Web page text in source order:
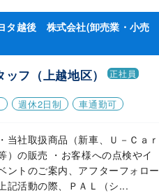
タ越後 株式会社(卸売業・小売
フ（上越地区） 正社員
週休2日制 車通勤可
・当社取扱商品（新車、Ｕ－Ｃａｒ
）の販売 ・お客様への点検やイ
ントのご案内、アフターフォロー
記活動の際、ＰＡＬ（シ...